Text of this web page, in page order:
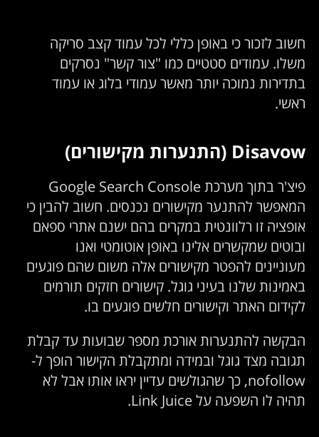
חשוב לזכור כי באופן כללי לכל עמוד קצב סריקה
משלו. עמודים סטטיים כמו "צור קשר" נסרקים
בתדירות נמוכה יותר מאשר עמודי בלוג או עמוד
ראשי.
Disavow (התנערות מקישורים)
פיצ'ר בתוך מערכת Google Search Console
המאפשר להתנער מקישורים נכנסים. חשוב להבין כי
אופציה זו רלוונטית במקרים בהם ישנם אתרי ספאם
ובוטים שמקשרים אלינו באופן אוטומטי ואנו
מעוניינים להפטר מקישורים אלה משום שהם פוגעים
באמינות שלנו בעיני גוגל. קישורים חזקים תורמים
לקידום האתר וקישורים חלשים פוגעים בו.
הבקשה להתנערות אורכת מספר שבועות עד קבלת
תגובה מצד גוגל ובמידה ומתקבלת הקישור הופך ל-
nofollow, כך שהגולשים עדיין יראו אותו אבל לא
תהיה לו השפעה על Link Juice.